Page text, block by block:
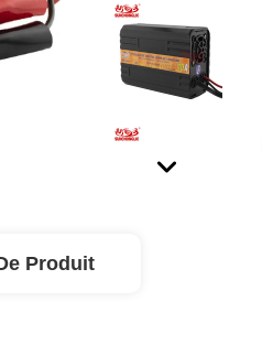
Produit